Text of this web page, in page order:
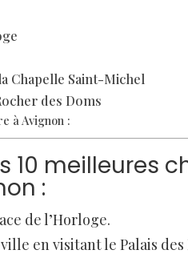
Chapelle Saint-Michel
des Doms
à Avignon :
10 meilleures
:
de l’Horloge.
en visitant le Palais des